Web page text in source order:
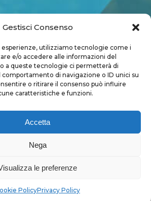
Gestisci Consenso
utilizziamo tecnologie come i
e/o accedere alle informazioni del
a queste tecnologie ci permetterà di
comportamento di navigazione o ID unici su
o ritirare il consenso può influire
caratteristiche e funzioni.
Accetta
Nega
le preferenze
PolicyPrivacy Policy
Copyright 2018 - Tutti i diritti sono riservati